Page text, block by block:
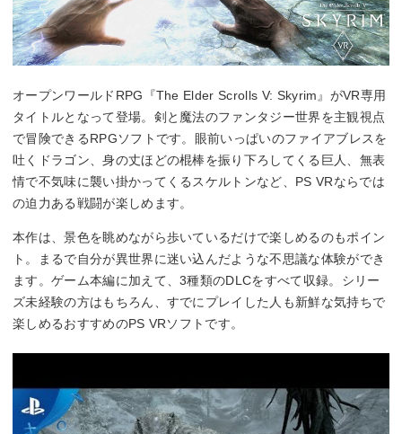
オープンワールドRPG『The Elder Scrolls V: Skyrim』がVR専用
タイトルとなって登場。剣と魔法のファンタジー世界を主観視点
で冒険できるRPGソフトです。眼前いっぱいのファイアブレスを
吐くドラゴン、身の丈ほどの棍棒を振り下ろしてくる巨人、無表
情で不気味に襲い掛かってくるスケルトンなど、PS VRならでは
の迫力ある戦闘が楽しめます。
本作は、景色を眺めながら歩いているだけで楽しめるのもポイン
ト。まるで自分が異世界に迷い込んだような不思議な体験ができ
ます。ゲーム本編に加えて、3種類のDLCをすべて収録。シリー
ズ未経験の方はもちろん、すでにプレイした人も新鮮な気持ちで
楽しめるおすすめのPS VRソフトです。